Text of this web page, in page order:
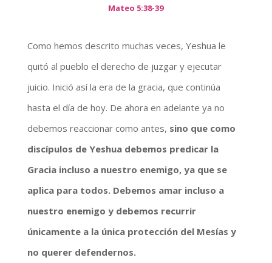
Mateo 5:38-39
Como hemos descrito muchas veces, Yeshua le
quitó al pueblo el derecho de juzgar y ejecutar
juicio. Inició así la era de la gracia, que continúa
hasta el día de hoy. De ahora en adelante ya no
debemos reaccionar como antes, sino que como
discípulos de Yeshua debemos predicar la
Gracia incluso a nuestro enemigo, ya que se
aplica para todos. Debemos amar incluso a
nuestro enemigo y debemos recurrir
únicamente a la única protección del Mesías y
no querer defendernos.